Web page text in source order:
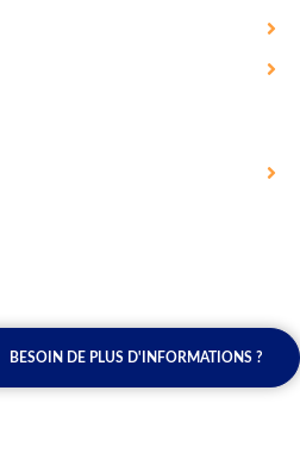
BESOIN DE PLUS D'INFORMATIONS ?